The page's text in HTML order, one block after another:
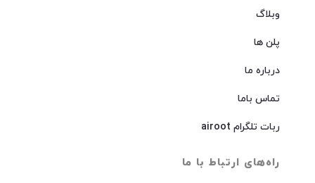
وبلاگ
پلن ها
درباره ما
تماس باما
ربات تلگرام airoot
راه‌های ارتباط با ما